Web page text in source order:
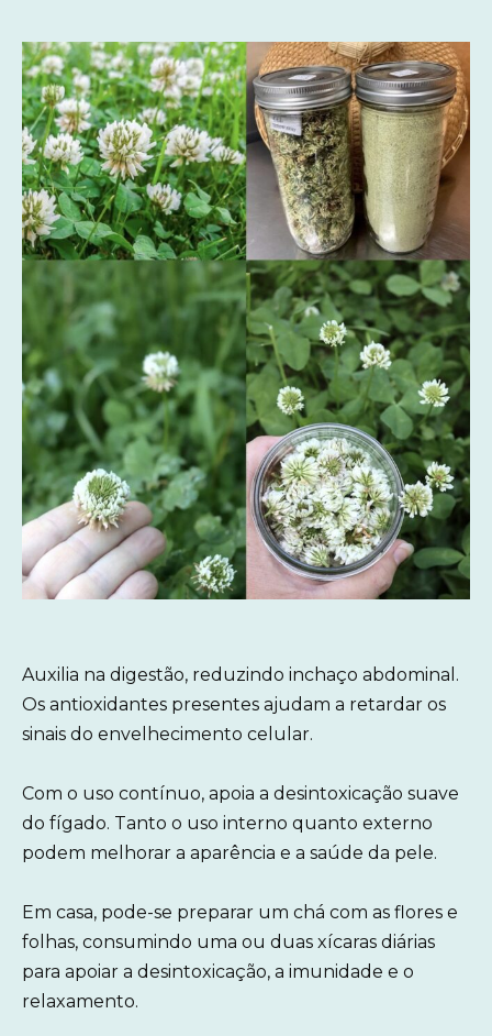
Auxilia na digestão, reduzindo inchaço abdominal.
Os antioxidantes presentes ajudam a retardar os
sinais do envelhecimento celular.
Com o uso contínuo, apoia a desintoxicação suave
do fígado. Tanto o uso interno quanto externo
podem melhorar a aparência e a saúde da pele.
Em casa, pode-se preparar um chá com as flores e
folhas, consumindo uma ou duas xícaras diárias
para apoiar a desintoxicação, a imunidade e o
relaxamento.